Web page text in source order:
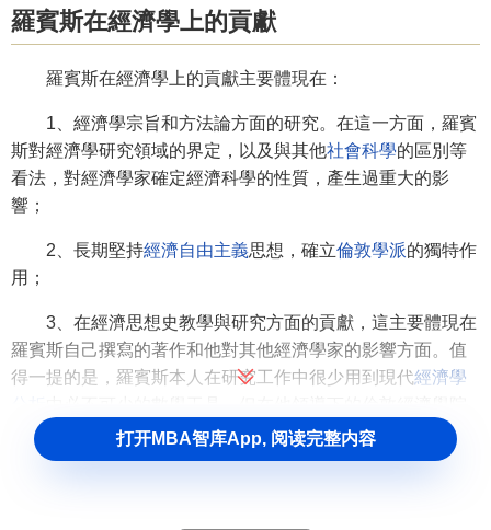
羅賓斯在經濟學上的貢獻
羅賓斯在經濟學上的貢獻主要體現在：
1、經濟學宗旨和方法論方面的研究。在這一方面，羅賓
斯對經濟學研究領域的界定，以及與其他社會科學的區別等
看法，對經濟學家確定經濟科學的性質，產生過重大的影
響；
2、長期堅持經濟自由主義思想，確立倫敦學派的獨特作
用；
3、在經濟思想史教學與研究方面的貢獻，這主要體現在
羅賓斯自己撰寫的著作和他對其他經濟學家的影響方面。值
得一提的是，羅賓斯本人在研究工作中很少用到現代經濟學
卻成為當時研究經濟計量理論的中心。
打开MBA智库App, 阅读完整内容